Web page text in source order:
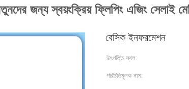
জন্য স্বয়ংক্রিয় ফ্লিপিং এজিং সেলাই
বেসিক ইনফরমেশন
উৎপত্তি স্থল:
পরিচিতিমুলক নাম: